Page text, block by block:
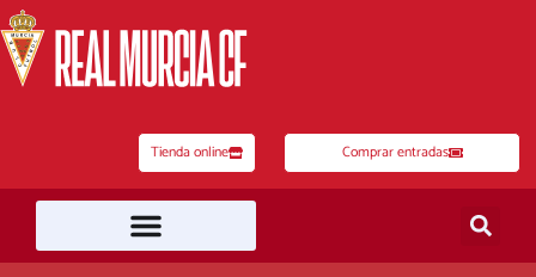
al
contenido
Tienda online Comprar entradas